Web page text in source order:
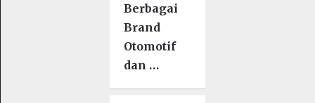
Berbagai
Brand
Otomotif
dan …